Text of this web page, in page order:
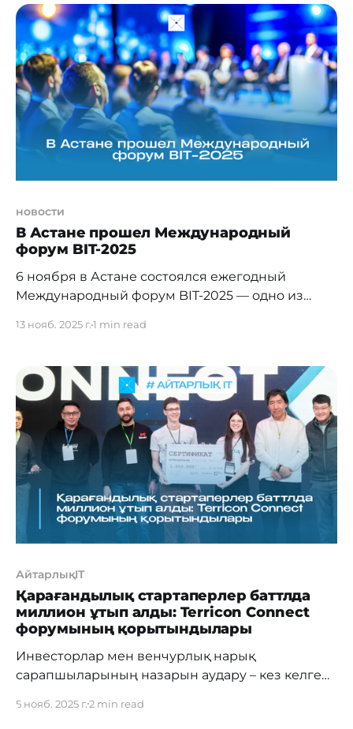
10.11». В этом году центральная тема Digital Day
— таланты, коллаборации и интеллект, три
ключевых фактора, отражающих главный
вектор нашего времени — синергию
человеческого потенциала и стремительное
развитие
новости
В Астане прошел Международный
форум BIT-2025
6 ноября в Астане состоялся ежегодный
Международный форум BIT-2025 — одно из
компания Kehua Tech. В центре внимания
участников оказались вопросы модернизации
и строительства центров обработки данных
(ЦОД), устойчивости и энергоэффективности
ИТ-инфраструктуры, кибербезопасности, а
также внедрения инновационных технологий
13 нояб. 2025 г.1 min read
АйтарлықIT
Қарағандылық стартаперлер баттлда
миллион ұтып алды: Terricon Connect
форумының қорытындылары
Инвесторлар мен венчурлық нарық
сарапшыларының назарын аудару – кез келген
көпшілік үшін шындыққа айналды: 31 қазан күні
5 нояб. 2025 г.2 min read